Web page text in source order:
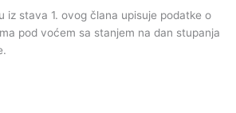
iz stava 1. ovog člana upisuje podatke o
pod voćem sa stanjem na dan stupanja